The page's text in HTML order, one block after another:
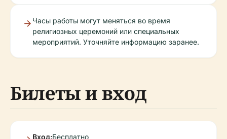
Часы работы могут меняться во время
религиозных церемоний или специальных
мероприятий. Уточняйте информацию заранее.
Билеты и вход
Вход:Бесплатно